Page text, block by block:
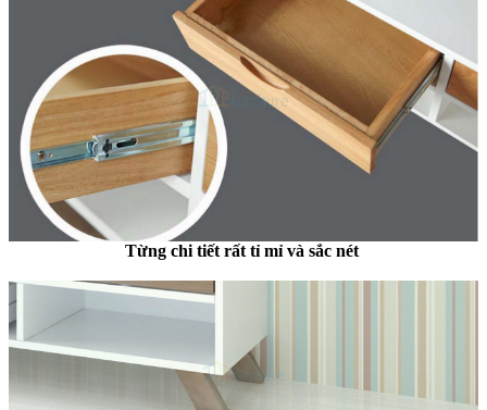
Từng chi tiết rất tỉ mỉ và sắc nét